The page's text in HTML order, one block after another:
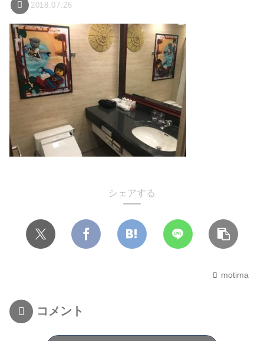
2018.07.26
シェアする
motima
コメント